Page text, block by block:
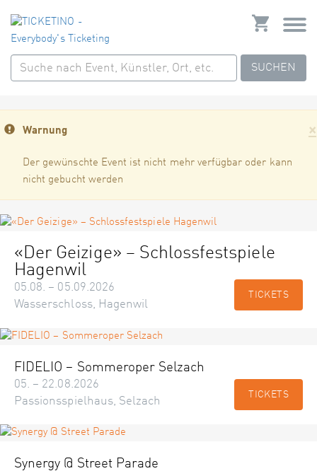
SUCHEN
×
Warnung
Der gewünschte Event ist nicht mehr verfügbar oder kann
nicht gebucht werden
«Der Geizige» – Schlossfestspiele
Hagenwil
05.08. – 05.09.2026
Wasserschloss, Hagenwil
TICKETS
FIDELIO – Sommeroper Selzach
05. – 22.08.2026
Passionsspielhaus, Selzach
TICKETS
Synergy @ Street Parade